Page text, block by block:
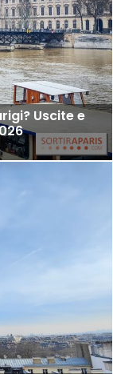
Uscite e